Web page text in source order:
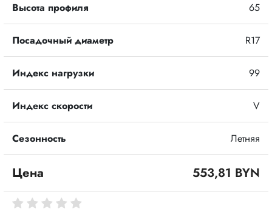
Высота профиля 65
Посадочный диаметр R17
Индекс нагрузки 99
Индекс скорости V
Сезонность Летняя
Цена 553,81 BYN